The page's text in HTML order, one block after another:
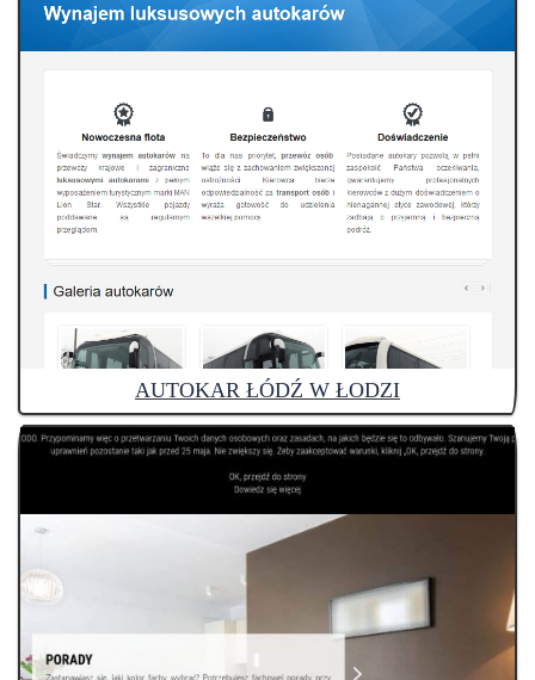
AUTOKAR ŁÓDŹ W ŁODZI